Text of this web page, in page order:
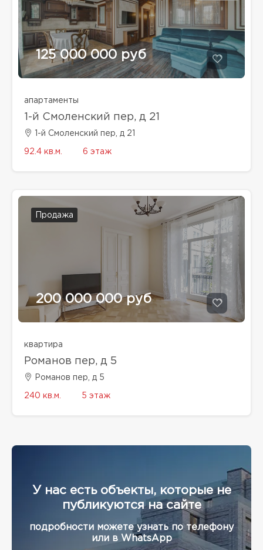
125 000 000 руб
апартаменты
1-й Смоленский пер, д 21
1-й Смоленский пер, д 21
92.4 кв.м. 6 этаж
Продажа
200 000 000 руб
квартира
Романов пер, д 5
Романов пер, д 5
240 кв.м. 5 этаж
У нас есть объекты, которые не
публикуются на сайте
подробности можете узнать по телефону
или в WhatsApp